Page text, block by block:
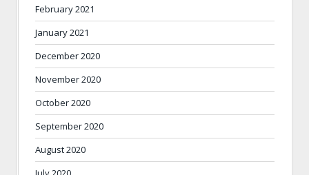
February 2021
January 2021
December 2020
November 2020
October 2020
September 2020
August 2020